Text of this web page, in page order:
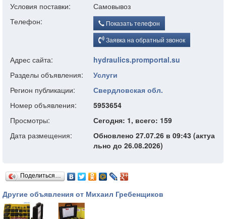
Условия поставки:
Самовывоз
Телефон:
Показать телефон
Заявка на обратный звонок
Адрес сайта:
hydraulics.promportal.su
Разделы объявления:
Услуги
Регион публикации:
Свердловская обл.
Номер объявления:
5953654
Просмотры:
Сегодня: 1, всего: 159
Дата размещения:
Обновлено 27.07.26 в 09:43 (актуа
льно до 26.08.2026)
Поделиться…
Другие объявления от Михаил Гребенщиков